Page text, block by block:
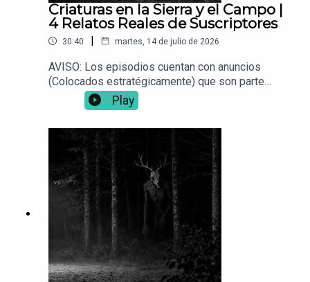
Criaturas en la Sierra y el Campo |
4 Relatos Reales de Suscriptores
30:40 | martes, 14 de julio de 2026
AVISO: Los episodios cuentan con anuncios
(Colocados estratégicamente) que son parte
fundamental para que este proyecto siga en pie.
Bienvenidos a su canal favorito de historias de
compartidos por ustedes, la comunidad Voces
del Abismo. Si les gustaron, no olvidedn dejar su
like y comentario. Siempre estoy leyéndolos. 📌
¿Tienes una experiencia paranormal? Envíala a:
Vocesdelabismo@gmail.com
Play